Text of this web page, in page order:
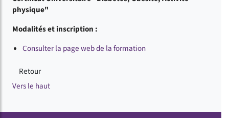
physique"
Modalités et inscription :
Consulter la page web de la formation
Retour
Vers le haut